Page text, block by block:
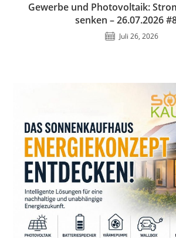
Gewerbe und Photovoltaik:
senken – 26.07.2026
Juli 26, 2026